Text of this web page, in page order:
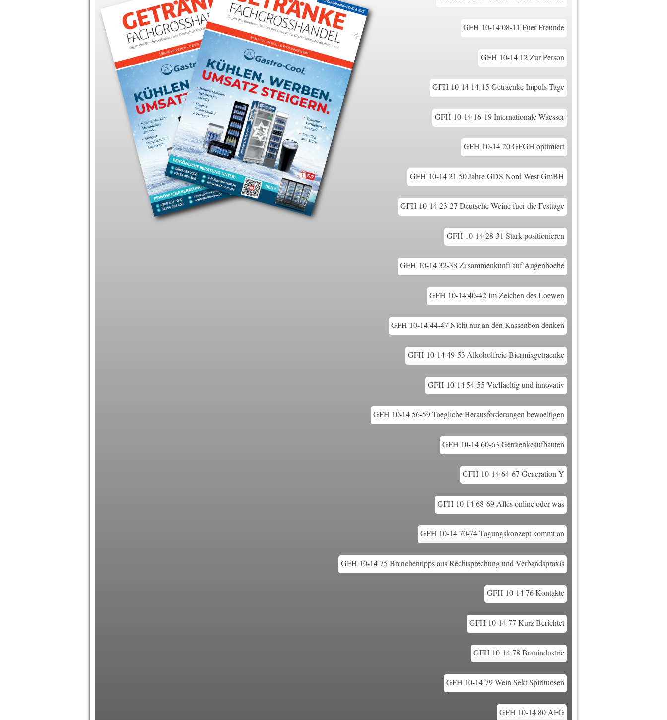
GFH 10-14 08-11 Fuer Freunde
GFH 10-14 12 Zur Person
GFH 10-14 14-15 Getraenke Impuls Tage
GFH 10-14 16-19 Internationale Waesser
GFH 10-14 20 GFGH optimiert
GFH 10-14 21 50 Jahre GDS Nord West GmBH
GFH 10-14 23-27 Deutsche Weine fuer die Festtage
GFH 10-14 28-31 Stark positionieren
GFH 10-14 32-38 Zusammenkunft auf Augenhoehe
GFH 10-14 40-42 Im Zeichen des Loewen
GFH 10-14 44-47 Nicht nur an den Kassenbon denken
GFH 10-14 49-53 Alkoholfreie Biermixgetraenke
GFH 10-14 54-55 Vielfaeltig und innovativ
GFH 10-14 56-59 Taegliche Herausforderungen bewaeltigen
GFH 10-14 60-63 Getraenkeaufbauten
GFH 10-14 64-67 Generation Y
GFH 10-14 68-69 Alles online oder was
GFH 10-14 70-74 Tagungskonzept kommt an
GFH 10-14 75 Branchentipps aus Rechtsprechung und Verbandspraxis
GFH 10-14 76 Kontakte
GFH 10-14 77 Kurz Berichtet
GFH 10-14 78 Brauindustrie
GFH 10-14 79 Wein Sekt Spirituosen
GFH 10-14 80 AFG